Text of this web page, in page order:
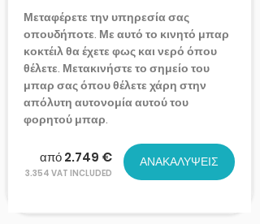
Μεταφέρετε την υπηρεσία σας
οπουδήποτε. Με αυτό το κινητό μπαρ
κοκτέιλ θα έχετε φως και νερό όπου
θέλετε. Μετακινήστε το σημείο του
μπαρ σας όπου θέλετε χάρη στην
απόλυτη αυτονομία αυτού του
φορητού μπαρ.
από 2.749 €
3.354 VAT INCLUDED
ΑΝΑΚΑΛΥΨΕΙΣ